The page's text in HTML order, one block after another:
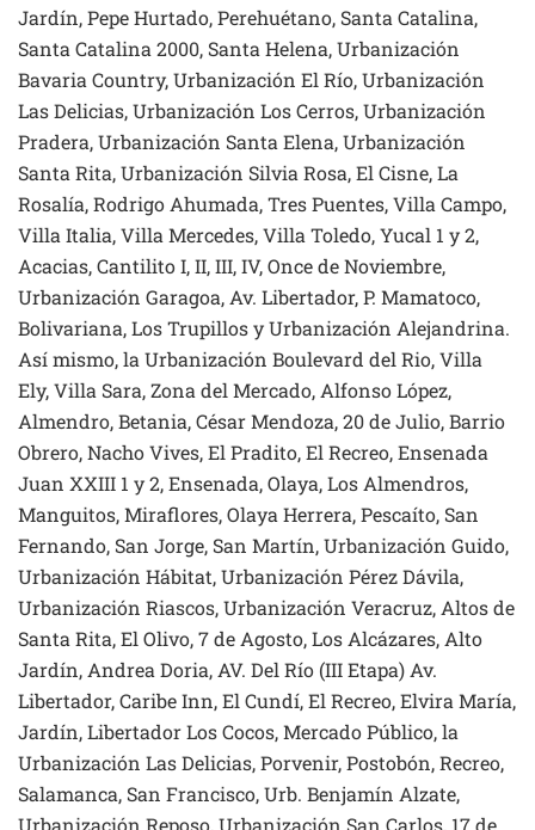
Jardín, Pepe Hurtado, Perehuétano, Santa Catalina,
Santa Catalina 2000, Santa Helena, Urbanización
Bavaria Country, Urbanización El Río, Urbanización
Las Delicias, Urbanización Los Cerros, Urbanización
Pradera, Urbanización Santa Elena, Urbanización
Santa Rita, Urbanización Silvia Rosa, El Cisne, La
Rosalía, Rodrigo Ahumada, Tres Puentes, Villa Campo,
Villa Italia, Villa Mercedes, Villa Toledo, Yucal 1 y 2,
Acacias, Cantilito I, II, III, IV, Once de Noviembre,
Urbanización Garagoa, Av. Libertador, P. Mamatoco,
Bolivariana, Los Trupillos y Urbanización Alejandrina.
Así mismo, la Urbanización Boulevard del Rio, Villa
Ely, Villa Sara, Zona del Mercado, Alfonso López,
Almendro, Betania, César Mendoza, 20 de Julio, Barrio
Obrero, Nacho Vives, El Pradito, El Recreo, Ensenada
Juan XXIII 1 y 2, Ensenada, Olaya, Los Almendros,
Manguitos, Miraflores, Olaya Herrera, Pescaíto, San
Fernando, San Jorge, San Martín, Urbanización Guido,
Urbanización Hábitat, Urbanización Pérez Dávila,
Urbanización Riascos, Urbanización Veracruz, Altos de
Santa Rita, El Olivo, 7 de Agosto, Los Alcázares, Alto
Jardín, Andrea Doria, AV. Del Río (III Etapa) Av.
Libertador, Caribe Inn, El Cundí, El Recreo, Elvira María,
Jardín, Libertador Los Cocos, Mercado Público, la
Urbanización Las Delicias, Porvenir, Postobón, Recreo,
Salamanca, San Francisco, Urb. Benjamín Alzate,
Urbanización Reposo, Urbanización San Carlos, 17 de